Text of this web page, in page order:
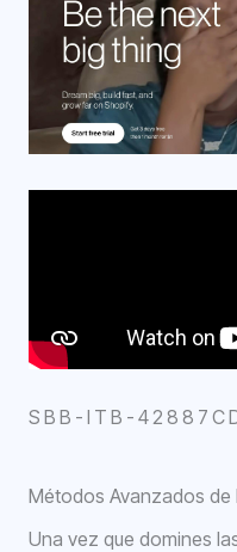
SBB-ITB-
Métodos Avanzados de
Una vez que domines